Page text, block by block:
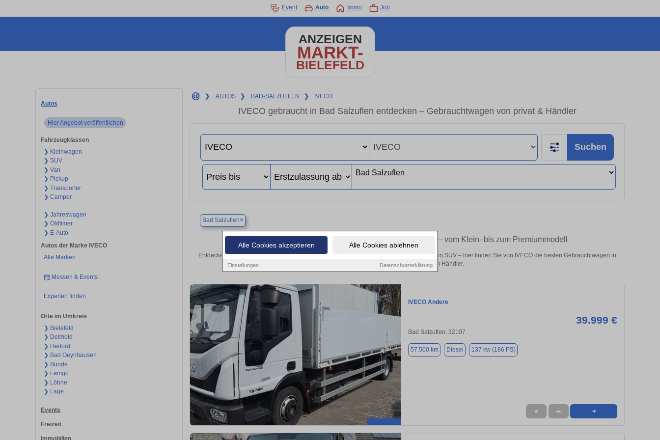
Alle Cookies akzeptieren Alle Cookies ablehnen
Einstellungen Datenschutzerklärung
Event Auto Immo Job
ANZEIGEN
MARKT-
BIELEFELD
Autos
Hier Angebot veröffentlichen
Fahrzeugklassen
❯ Kleinwagen
❯ SUV
❯ Van
❯ Pickup
❯ Transporter
❯ Camper
❯ Jahreswagen
❯ Oldtimer
❯ E-Auto
Autos der Marke IVECO
Alle Marken
Messen & Events
Experten finden
Orte im Umkreis
❯ Bielefeld
❯ Detmold
❯ Herford
❯ Bad Oeynhausen
❯ Bünde
❯ Lemgo
❯ Löhne
❯ Lage
Events
Freizeit
Immobilien
❯ AUTOS ❯ BAD-SALZUFLEN ❯ IVECO
IVECO gebraucht in Bad Salzuflen entdecken – Gebrauchtwagen von privat & Händler
Suchen
Bad Salzuflen×
Finden Sie in Bad Salzuflen Ihren gebrauchten IVECO – vom Klein- bis zum Premiummodell
Entdecken Sie in Bad Salzuflen gebrauchte IVECO Fahrzeuge. Von Kleinwagen bis hin zum SUV – hier finden Sie von IVECO die besten Gebrauchtwagen in
Bad Salzuflen von privat und vom Händler.
IVECO Andere
39.999 €
Bad Salzuflen, 32107
57.500 km Diesel 137 kw (186 PS)
★ ➦ ➜